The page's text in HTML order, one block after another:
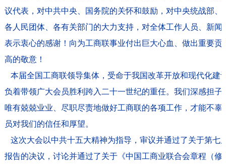
议代表，对中共中央、国务院的关怀和鼓励，对中央统战部、
各人民团体、各有关部门的大力支持，对全体工作人员、新闻
表示衷心的感谢！向为工商联事业付出巨大心血、做出重要贡
高的敬意！
本届全国工商联领导集体，受命于我国改革开放和现代化建
负着带领广大会员胜利跨入二十一世纪的重任。我们深感担子
唯有兢兢业业、尽职尽责地做好工商联的各项工作，才能不辜
员对我们的信任和厚望。
这次大会以中共十五大精神为指导，审议并通过了关于第七
报告的决议，讨论并通过了关于《中国工商业联合会章程（修